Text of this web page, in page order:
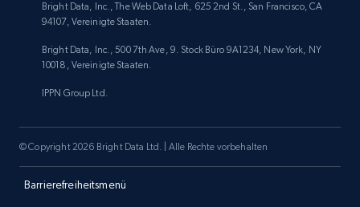
Target
Rating, Reviews count, Initial price, Discount,
Bright Data, Inc., The Web Data Loft, 625 2nd St., San Francisco, CA
94107, Vereinigte Staaten.
Bright Data, Inc., 500 7th Ave, 9. Stock Büro 9A1234, New York, NY
10018, Vereinigte Staaten.
IPPN Group Ltd.
Barrierefreiheitsmenü
© Copyright 2026 Bright Data Ltd. | Alle Rechte vorbehalten